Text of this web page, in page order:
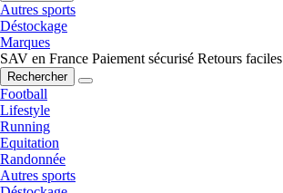
Autres sports
Déstockage
Marques
SAV en France Paiement sécurisé Retours faciles
Rechercher
Football
Lifestyle
Running
Equitation
Randonnée
Autres sports